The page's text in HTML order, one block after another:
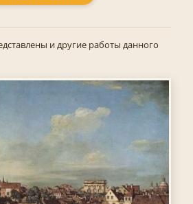
и другие работы данного